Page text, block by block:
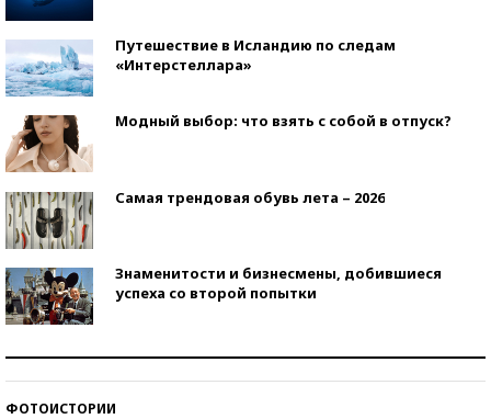
Путешествие в Исландию по следам
«Интерстеллара»
Модный выбор: что взять с собой в отпуск?
Самая трендовая обувь лета – 2026
Знаменитости и бизнесмены, добившиеся
успеха со второй попытки
ФОТОИСТОРИИ